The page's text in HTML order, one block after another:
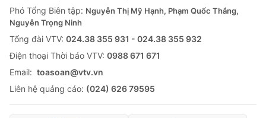
Phó Tổng Biên tập: Nguyễn Thị Mỹ Hạnh, Phạm Quốc Thắng,
Nguyễn Trọng Ninh
Tổng đài VTV: 024.38 355 931 - 024.38 355 932
Ðiện thoại Thời báo VTV: 0988 671 671
Email: toasoan@vtv.vn
Liên hệ quảng cáo: (024) 626 79595